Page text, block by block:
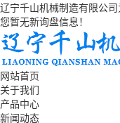
辽宁千山机械制造有限公
您暂无新询盘信息！
网站首页
关于我们
产品中心
新闻动态